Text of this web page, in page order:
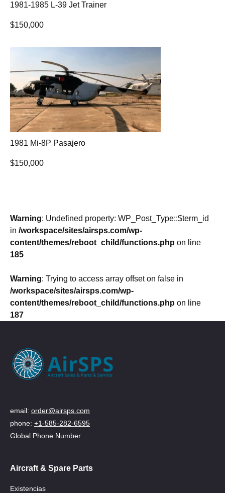
1981-1985 L-39 Jet Trainer
$150,000
1981 Mi-8P Pasajero
$150,000
Warning: Undefined property: WP_Post_Type::$term_id
in /workspace/sites/airsps.com/wp-
content/themes/reboot_child/functions.php on line
185
Warning: Trying to access array offset on false in
/workspace/sites/airsps.com/wp-
content/themes/reboot_child/functions.php on line
187
email: order@airsps.com
phone: +1-585-282-6595
Global Phone Number
Aircraft & Spare Parts
Existencias